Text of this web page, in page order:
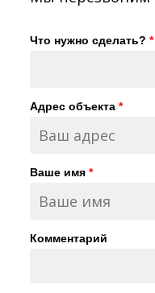
Что нужно сделать? *
Адрес объекта *
Ваше имя *
Комментарий